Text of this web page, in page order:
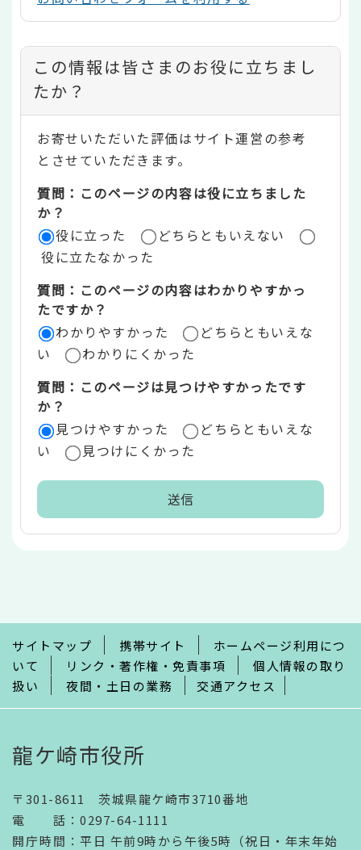
コ
ン
テ
ン
ツ
評
価
リ
ア
この情報は皆さまのお役に立ちまし
たか？
お寄せいただいた評価はサイト運営の参考
とさせていただきます。
質問：このページの内容は役に立ちました
か？
役に立った
どちらともいえない
役に立たなかった
質問：このページの内容はわかりやすかっ
たですか？
わかりやすかった
どちらともいえな
い
わかりにくかった
質問：このページは見つけやすかったです
か？
見つけやすかった
どちらともいえな
い
見つけにくかった
で
サイトマップ 携帯サイト
ホームページ利用につ
いて
リンク・著作権・免責事項
個人情報の取り
扱い
夜間・土日の業務 交通アクセス
龍ケ崎市役所
〒301-8611 茨城県龍ケ崎市3710番地
電話 ： 0297-64-1111
開庁時間 ： 平日 午前9時から午後5時（祝日・年末年始